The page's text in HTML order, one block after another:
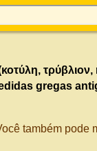
τρύβλιον,
gregas
também pode